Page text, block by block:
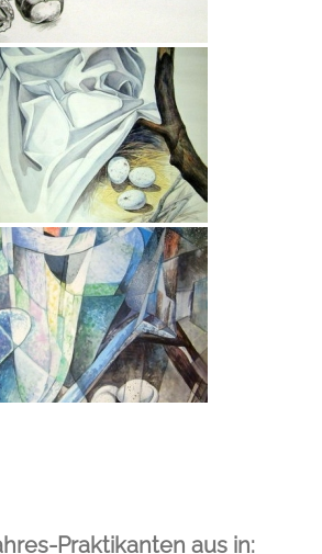
Praktikanten aus in: